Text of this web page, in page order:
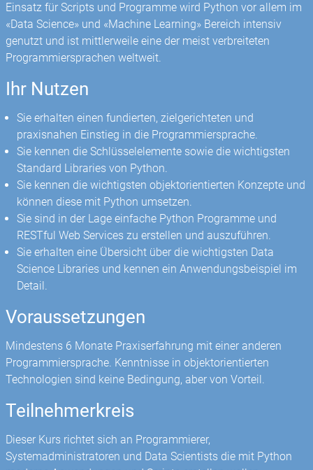
Einsatz für Scripts und Programme wird Python vor allem im
«Data Science» und «Machine Learning» Bereich intensiv
genutzt und ist mittlerweile eine der meist verbreiteten
Programmiersprachen weltweit.
Ihr Nutzen
Sie erhalten einen fundierten, zielgerichteten und
praxisnahen Einstieg in die Programmiersprache.
Sie kennen die Schlüsselelemente sowie die wichtigsten
Standard Libraries von Python.
Sie kennen die wichtigsten objektorientierten Konzepte und
können diese mit Python umsetzen.
Sie sind in der Lage einfache Python Programme und
RESTful Web Services zu erstellen und auszuführen.
Sie erhalten eine Übersicht über die wichtigsten Data
Science Libraries und kennen ein Anwendungsbeispiel im
Detail.
Voraussetzungen
Mindestens 6 Monate Praxiserfahrung mit einer anderen
Programmiersprache. Kenntnisse in objektorientierten
Technologien sind keine Bedingung, aber von Vorteil.
Teilnehmerkreis
Dieser Kurs richtet sich an Programmierer,
Systemadministratoren und Data Scientists die mit Python